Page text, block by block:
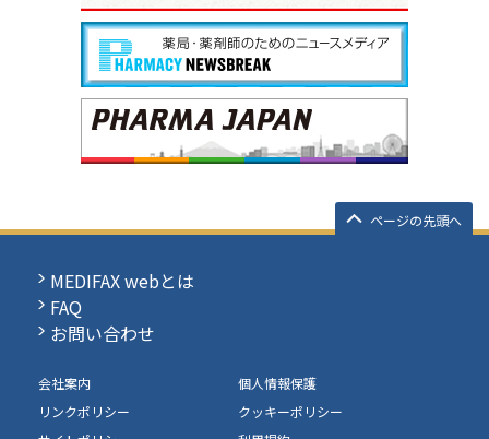
ページの先頭へ
MEDIFAX webとは
FAQ
お問い合わせ
会社案内
個人情報保護
リンクポリシー
クッキーポリシー